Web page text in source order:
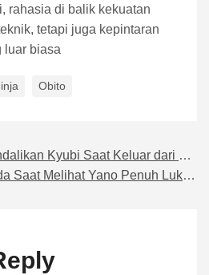
rahasia di balik kekuatan
tetapi juga kepintaran
luar biasa
Obito
Kyubi Saat Keluar dari Tubuh Kushina?
Melihat Yano Penuh Luka di Kelas